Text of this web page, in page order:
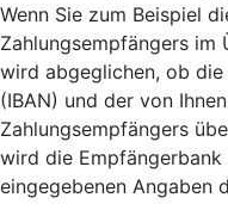
Wenn Sie zum Beispiel
Zahlungsempfängers im
wird abgeglichen, ob die
(IBAN) und der von
Zahlungsempfängers
wird die
eingegebenen Angaben